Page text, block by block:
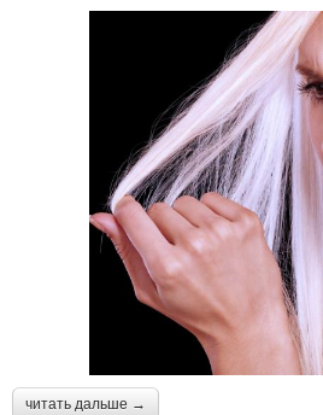
читать дальше →